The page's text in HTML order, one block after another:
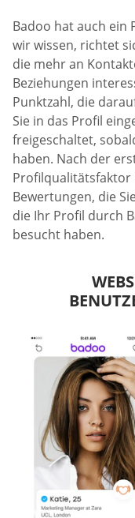
Badoo hat auch ein
wir wissen, richtet
die mehr an
Beziehungen
Punktzahl, die
Sie in das Profil
freigeschaltet,
haben. Nach der
Profilqualitätsfaktor
Bewertungen, die
die Ihr Profil durch
besucht haben.